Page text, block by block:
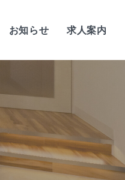
お知らせ 求人案内
アルバイト・パート
歯科助手/正社員